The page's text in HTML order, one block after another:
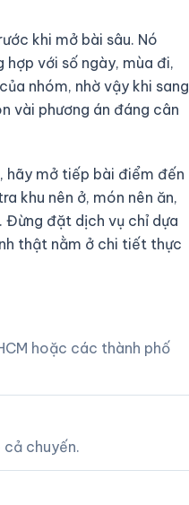
khi mở bài sâu. Nó
với số ngày, mùa đi,
nhóm, nhờ vậy khi sang
vài phương án đáng cân
hãy mở tiếp bài điểm đến
khu nên ở, món nên ăn,
Đừng đặt dịch vụ chỉ dựa
thật nằm ở chi tiết thực
hoặc các thành phố
cả chuyến.